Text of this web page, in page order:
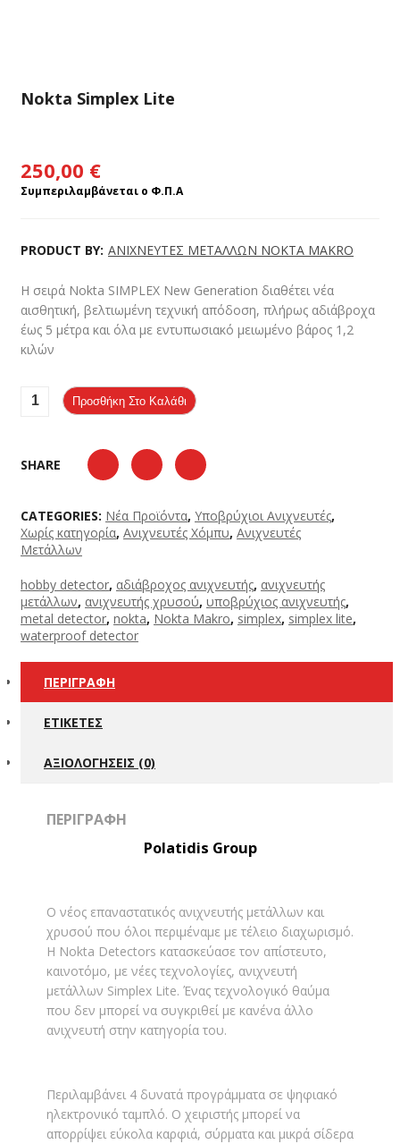
Nokta Simplex Lite
250,00 €
Συμπεριλαμβάνεται ο Φ.Π.Α
PRODUCT BY: ΑΝΙΧΝΕΥΤΕΣ ΜΕΤΑΛΛΩΝ NOKTA MAKRO
Η σειρά Nokta SIMPLEX New Generation διαθέτει νέα
αισθητική, βελτιωμένη τεχνική απόδοση, πλήρως αδιάβροχα
έως 5 μέτρα και όλα με εντυπωσιακό μειωμένο βάρος 1,2
κιλών
Προσθήκη Στο Καλάθι
SHARE
CATEGORIES: Νέα Προϊόντα, Υποβρύχιοι Ανιχνευτές,
Χωρίς κατηγορία, Ανιχνευτές Χόμπυ, Ανιχνευτές
Μετάλλων
hobby detector, αδιάβροχος ανιχνευτής, ανιχνευτής
μετάλλων, ανιχνευτής χρυσού, υποβρύχιος ανιχνευτής,
metal detector, nokta, Nokta Makro, simplex, simplex lite,
waterproof detector
ΠΕΡΙΓΡΑΦΉ
ΕΤΙΚΈΤΕΣ
ΑΞΙΟΛΟΓΉΣΕΙΣ (0)
ΠΕΡΙΓΡΑΦΉ
Polatidis Group
Ο νέος επαναστατικός ανιχνευτής μετάλλων και
χρυσού που όλοι περιμέναμε με τέλειο διαχωρισμό.
Η Nokta Detectors κατασκεύασε τον απίστευτο,
καινοτόμο, με νέες τεχνολογίες, ανιχνευτή
μετάλλων Simplex Lite. Ένας τεχνολογικό θαύμα
που δεν μπορεί να συγκριθεί με κανένα άλλο
ανιχνευτή στην κατηγορία του.
Περιλαμβάνει 4 δυνατά προγράμματα σε ψηφιακό
ηλεκτρονικό ταμπλό. Ο χειριστής μπορεί να
απορρίψει εύκολα καρφιά, σύρματα και μικρά σίδερα